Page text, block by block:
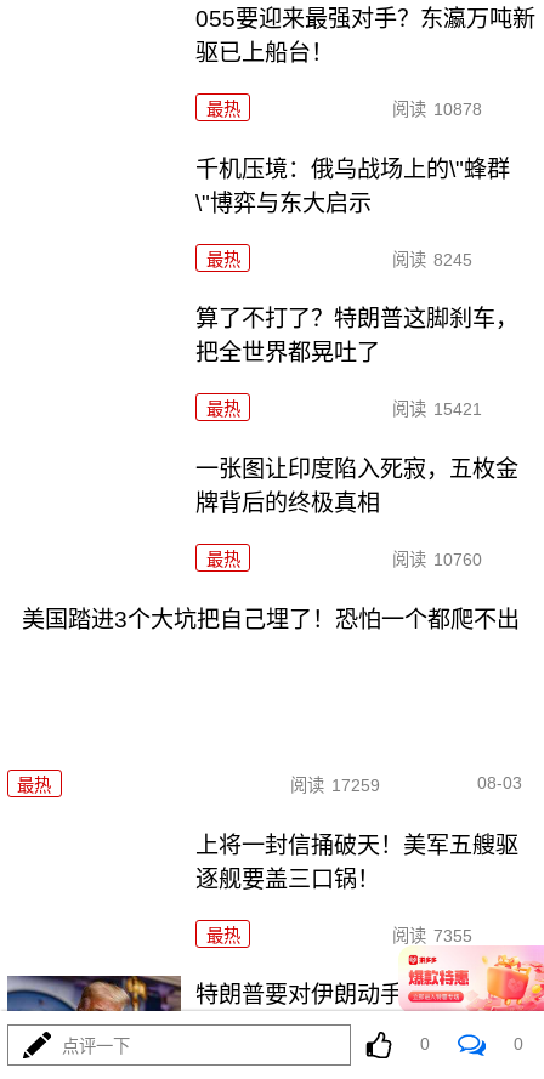
055要迎来最强对手？东瀛万吨新
驱已上船台！
最热 阅读 10878
千机压境：俄乌战场上的\"蜂群
\"博弈与东大启示
最热 阅读 8245
算了不打了？特朗普这脚刹车，
把全世界都晃吐了
最热 阅读 15421
一张图让印度陷入死寂，五枚金
牌背后的终极真相
最热 阅读 10760
美国踏进3个大坑把自己埋了！恐怕一个都爬不出
最热 阅读 17259 08-03
上将一封信捅破天！美军五艘驱
逐舰要盖三口锅！
最热 阅读 7355
特朗普要对伊朗动手？最狠的还
没来，最骚的来了
点评一下 0 0